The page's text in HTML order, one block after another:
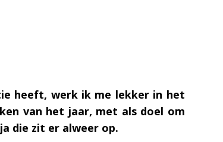
heeft, werk ik me lekker in het
van het jaar, met als doel om
die zit er alweer op.